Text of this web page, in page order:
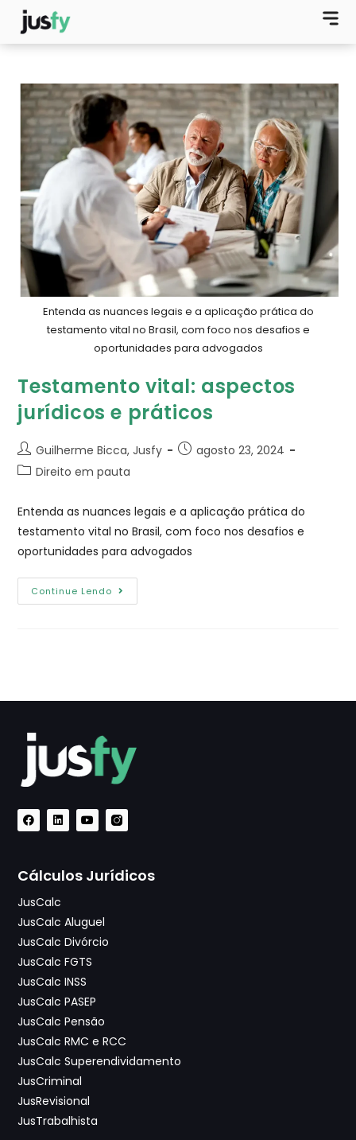
Entenda as nuances legais e a aplicação prática do
testamento vital no Brasil, com foco nos desafios e
oportunidades para advogados
Testamento vital: aspectos
jurídicos e práticos
Guilherme Bicca, Jusfy
agosto 23, 2024
Direito em pauta
Entenda as nuances legais e a aplicação prática do
testamento vital no Brasil, com foco nos desafios e
oportunidades para advogados
Continue Lendo
Cálculos Jurídicos
JusCalc
JusCalc Aluguel
JusCalc Divórcio
JusCalc FGTS
JusCalc INSS
JusCalc PASEP
JusCalc Pensão
JusCalc RMC e RCC
JusCalc Superendividamento
JusCriminal
JusRevisional
JusTrabalhista